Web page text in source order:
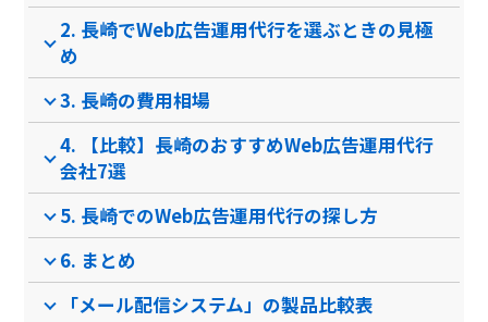
2. 長崎でWeb広告運用代行を選ぶときの見極
め
3. 長崎の費用相場
4. 【比較】長崎のおすすめWeb広告運用代行
会社7選
5. 長崎でのWeb広告運用代行の探し方
6. まとめ
「メール配信システム」の製品比較表